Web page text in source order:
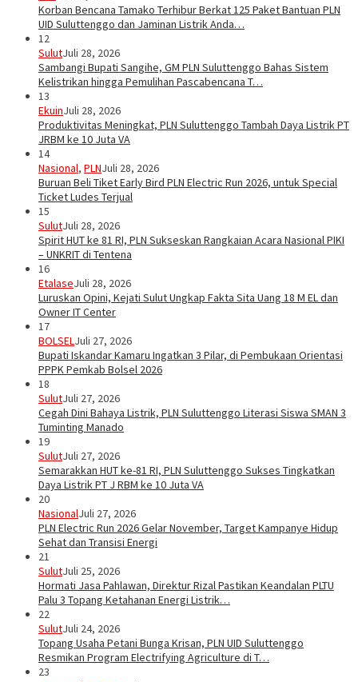
Korban Bencana Tamako Terhibur Berkat 125 Paket Bantuan PLN
UID Suluttenggo dan Jaminan Listrik Anda…
12
SulutJuli 28, 2026
Sambangi Bupati Sangihe, GM PLN Suluttenggo Bahas Sistem
Kelistrikan hingga Pemulihan Pascabencana T…
13
EkuinJuli 28, 2026
Produktivitas Meningkat, PLN Suluttenggo Tambah Daya Listrik PT
JRBM ke 10 Juta VA
14
Nasional, PLNJuli 28, 2026
Buruan Beli Tiket Early Bird PLN Electric Run 2026, untuk Special
Ticket Ludes Terjual
15
SulutJuli 28, 2026
Spirit HUT ke 81 RI, PLN Sukseskan Rangkaian Acara Nasional PIKI
– UNKRIT di Tentena
16
EtalaseJuli 28, 2026
Luruskan Opini, Kejati Sulut Ungkap Fakta Sita Uang 18 M EL dan
Owner IT Center
17
BOLSELJuli 27, 2026
Bupati Iskandar Kamaru Ingatkan 3 Pilar, di Pembukaan Orientasi
PPPK Pemkab Bolsel 2026
18
SulutJuli 27, 2026
Cegah Dini Bahaya Listrik, PLN Suluttenggo Literasi Siswa SMAN 3
Tuminting Manado
19
SulutJuli 27, 2026
Semarakkan HUT ke-81 RI, PLN Suluttenggo Sukses Tingkatkan
Daya Listrik PT J RBM ke 10 Juta VA
20
NasionalJuli 27, 2026
PLN Electric Run 2026 Gelar November, Target Kampanye Hidup
Sehat dan Transisi Energi
21
SulutJuli 25, 2026
Hormati Jasa Pahlawan, Direktur Rizal Pastikan Keandalan PLTU
Palu 3 Topang Ketahanan Energi Listrik…
22
SulutJuli 24, 2026
Topang Usaha Petani Bunga Krisan, PLN UID Suluttenggo
Resmikan Program Electrifying Agriculture di T…
23